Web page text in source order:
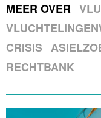
MEER OVER
CRISIS
RECHTBANK